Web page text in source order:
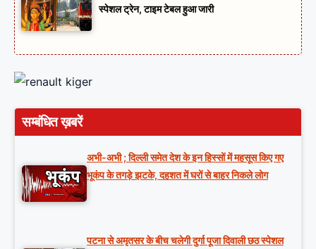
स्पेशल ट्रेन, टाइम टेबल हुआ जारी
सम्बंधित ख़बरें
अभी-अभी ; दिल्ली समेत देश के इन हिस्सों में महसूस किए गए
भूकंप के तगड़े झटके, दहशत में घरों से बाहर निकले लोग
पटना से अमृतसर के बीच चलेगी दुर्गा पूजा दिवाली छठ स्पेशल